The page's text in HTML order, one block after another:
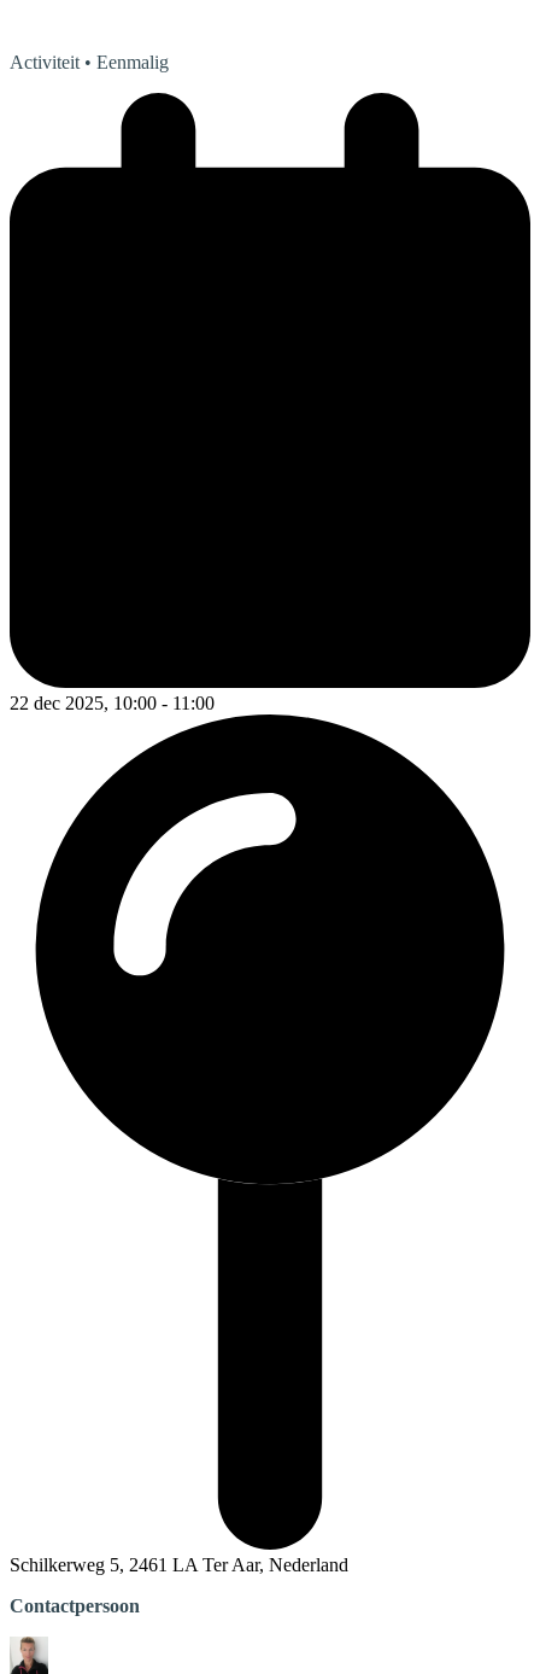
Activiteit • Eenmalig
22 dec 2025, 10:00 - 11:00
Schilkerweg 5, 2461 LA Ter Aar, Nederland
Contactpersoon